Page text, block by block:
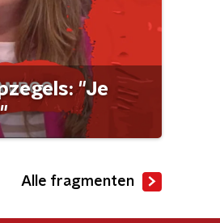
"Je
Alle fragmenten